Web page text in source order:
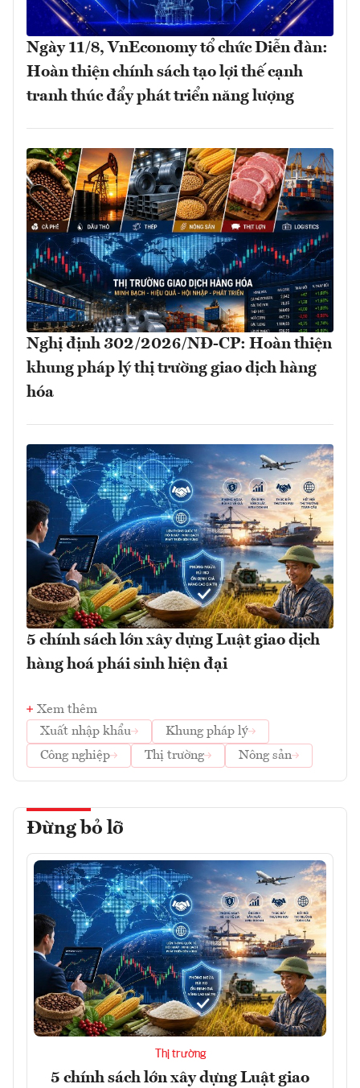
Ngày 11/8, VnEconomy tổ chức Diễn đàn:
Hoàn thiện chính sách tạo lợi thế cạnh
tranh thúc đẩy phát triển năng lượng
Nghị định 302/2026/NĐ-CP: Hoàn thiện
khung pháp lý thị trường giao dịch hàng
hóa
5 chính sách lớn xây dựng Luật giao dịch
hàng hoá phái sinh hiện đại
Xem thêm
Xuất nhập khẩu
Khung pháp lý
Công nghiệp
Thị trường Nông sản
Đừng bỏ lỡ
Thị trường
5 chính sách lớn xây dựng Luật giao